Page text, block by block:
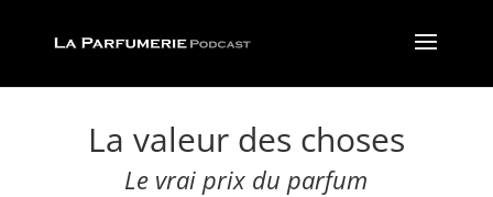
La valeur des choses
Le vrai prix du parfum